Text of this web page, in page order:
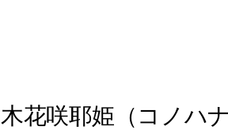
木花咲耶姫（コノハ